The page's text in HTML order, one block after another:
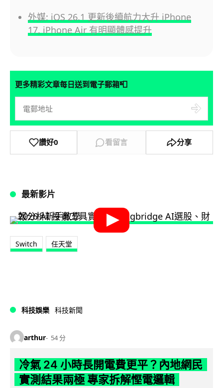
外媒: iOS 26.1 更新後續航力大升 iPhone
17, iPhone Air 有明顯體感提升
更多精彩文章每日送到電子郵箱📮
讚好0 看留言 分享
最新影片
Switch 任天堂
科技娛樂 科技新聞
arthur 54 分
冷氣 24 小時長開電費更平？內地網民
實測結果兩極 專家拆解慳電邏輯